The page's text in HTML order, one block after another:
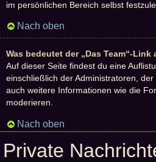
im persönlichen Bereich selbst
Nach oben
Was bedeutet der „Das Team“-Link
Auf dieser Seite findest du eine
einschließlich der Administratoren,
auch weitere Informationen wie die
moderieren.
Nach oben
Private